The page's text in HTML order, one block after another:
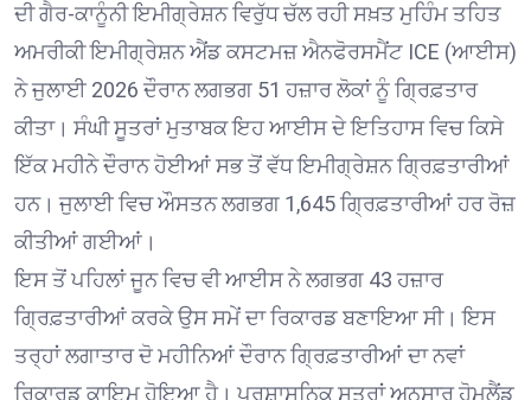
ਦੀ ਗੈਰ-ਕਾਨੂੰਨੀ ਇਮੀਗ੍ਰੇਸ਼ਨ ਵਿਰੁੱਧ ਚੱਲ ਰਹੀ ਸਖ਼ਤ ਮੁਹਿੰਮ ਤਹਿਤ
ਅਮਰੀਕੀ ਇਮੀਗ੍ਰੇਸ਼ਨ ਐਂਡ ਕਸਟਮਜ਼ ਐਨਫੋਰਸਮੈਂਟ ICE (ਆਈਸ)
ਨੇ ਜੁਲਾਈ 2026 ਦੌਰਾਨ ਲਗਭਗ 51 ਹਜ਼ਾਰ ਲੋਕਾਂ ਨੂੰ ਗ੍ਰਿਫ਼ਤਾਰ
ਕੀਤਾ। ਸੰਘੀ ਸੂਤਰਾਂ ਮੁਤਾਬਕ ਇਹ ਆਈਸ ਦੇ ਇਤਿਹਾਸ ਵਿਚ ਕਿਸੇ
ਇੱਕ ਮਹੀਨੇ ਦੌਰਾਨ ਹੋਈਆਂ ਸਭ ਤੋਂ ਵੱਧ ਇਮੀਗ੍ਰੇਸ਼ਨ ਗ੍ਰਿਫ਼ਤਾਰੀਆਂ
ਹਨ। ਜੁਲਾਈ ਵਿਚ ਔਸਤਨ ਲਗਭਗ 1,645 ਗ੍ਰਿਫ਼ਤਾਰੀਆਂ ਹਰ ਰੋਜ਼
ਕੀਤੀਆਂ ਗਈਆਂ।
ਇਸ ਤੋਂ ਪਹਿਲਾਂ ਜੂਨ ਵਿਚ ਵੀ ਆਈਸ ਨੇ ਲਗਭਗ 43 ਹਜ਼ਾਰ
ਗ੍ਰਿਫ਼ਤਾਰੀਆਂ ਕਰਕੇ ਉਸ ਸਮੇਂ ਦਾ ਰਿਕਾਰਡ ਬਣਾਇਆ ਸੀ। ਇਸ
ਤਰ੍ਹਾਂ ਲਗਾਤਾਰ ਦੋ ਮਹੀਨਿਆਂ ਦੌਰਾਨ ਗ੍ਰਿਫ਼ਤਾਰੀਆਂ ਦਾ ਨਵਾਂ
ਰਿਕਾਰਡ ਕਾਇਮ ਹੋਇਆ ਹੈ। ਪ੍ਰਸ਼ਾਸਨਿਕ ਸੂਤਰਾਂ ਅਨੁਸਾਰ ਹੋਮਲੈਂਡ